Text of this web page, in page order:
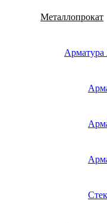
Металлопрокат